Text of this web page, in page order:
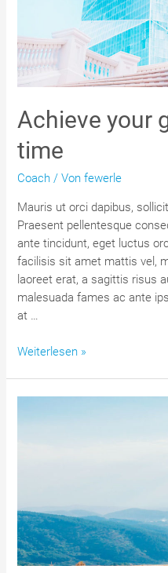
Achieve your
time
Coach / Vonfewerle
Mauris ut orci dapibus,
Praesent pellentesque
ante tincidunt, eget luctus
facilisis sit amet mattis vel,
laoreet erat, a sagittis risus
malesuada fames ac ante
at …
Achieve
Weiterlesen »